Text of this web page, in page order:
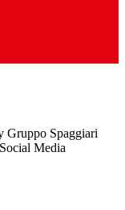
Gruppo Spaggiari
Media